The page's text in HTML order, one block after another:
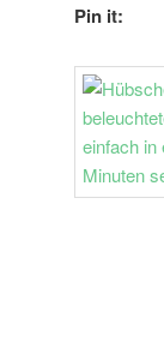
Pin it: